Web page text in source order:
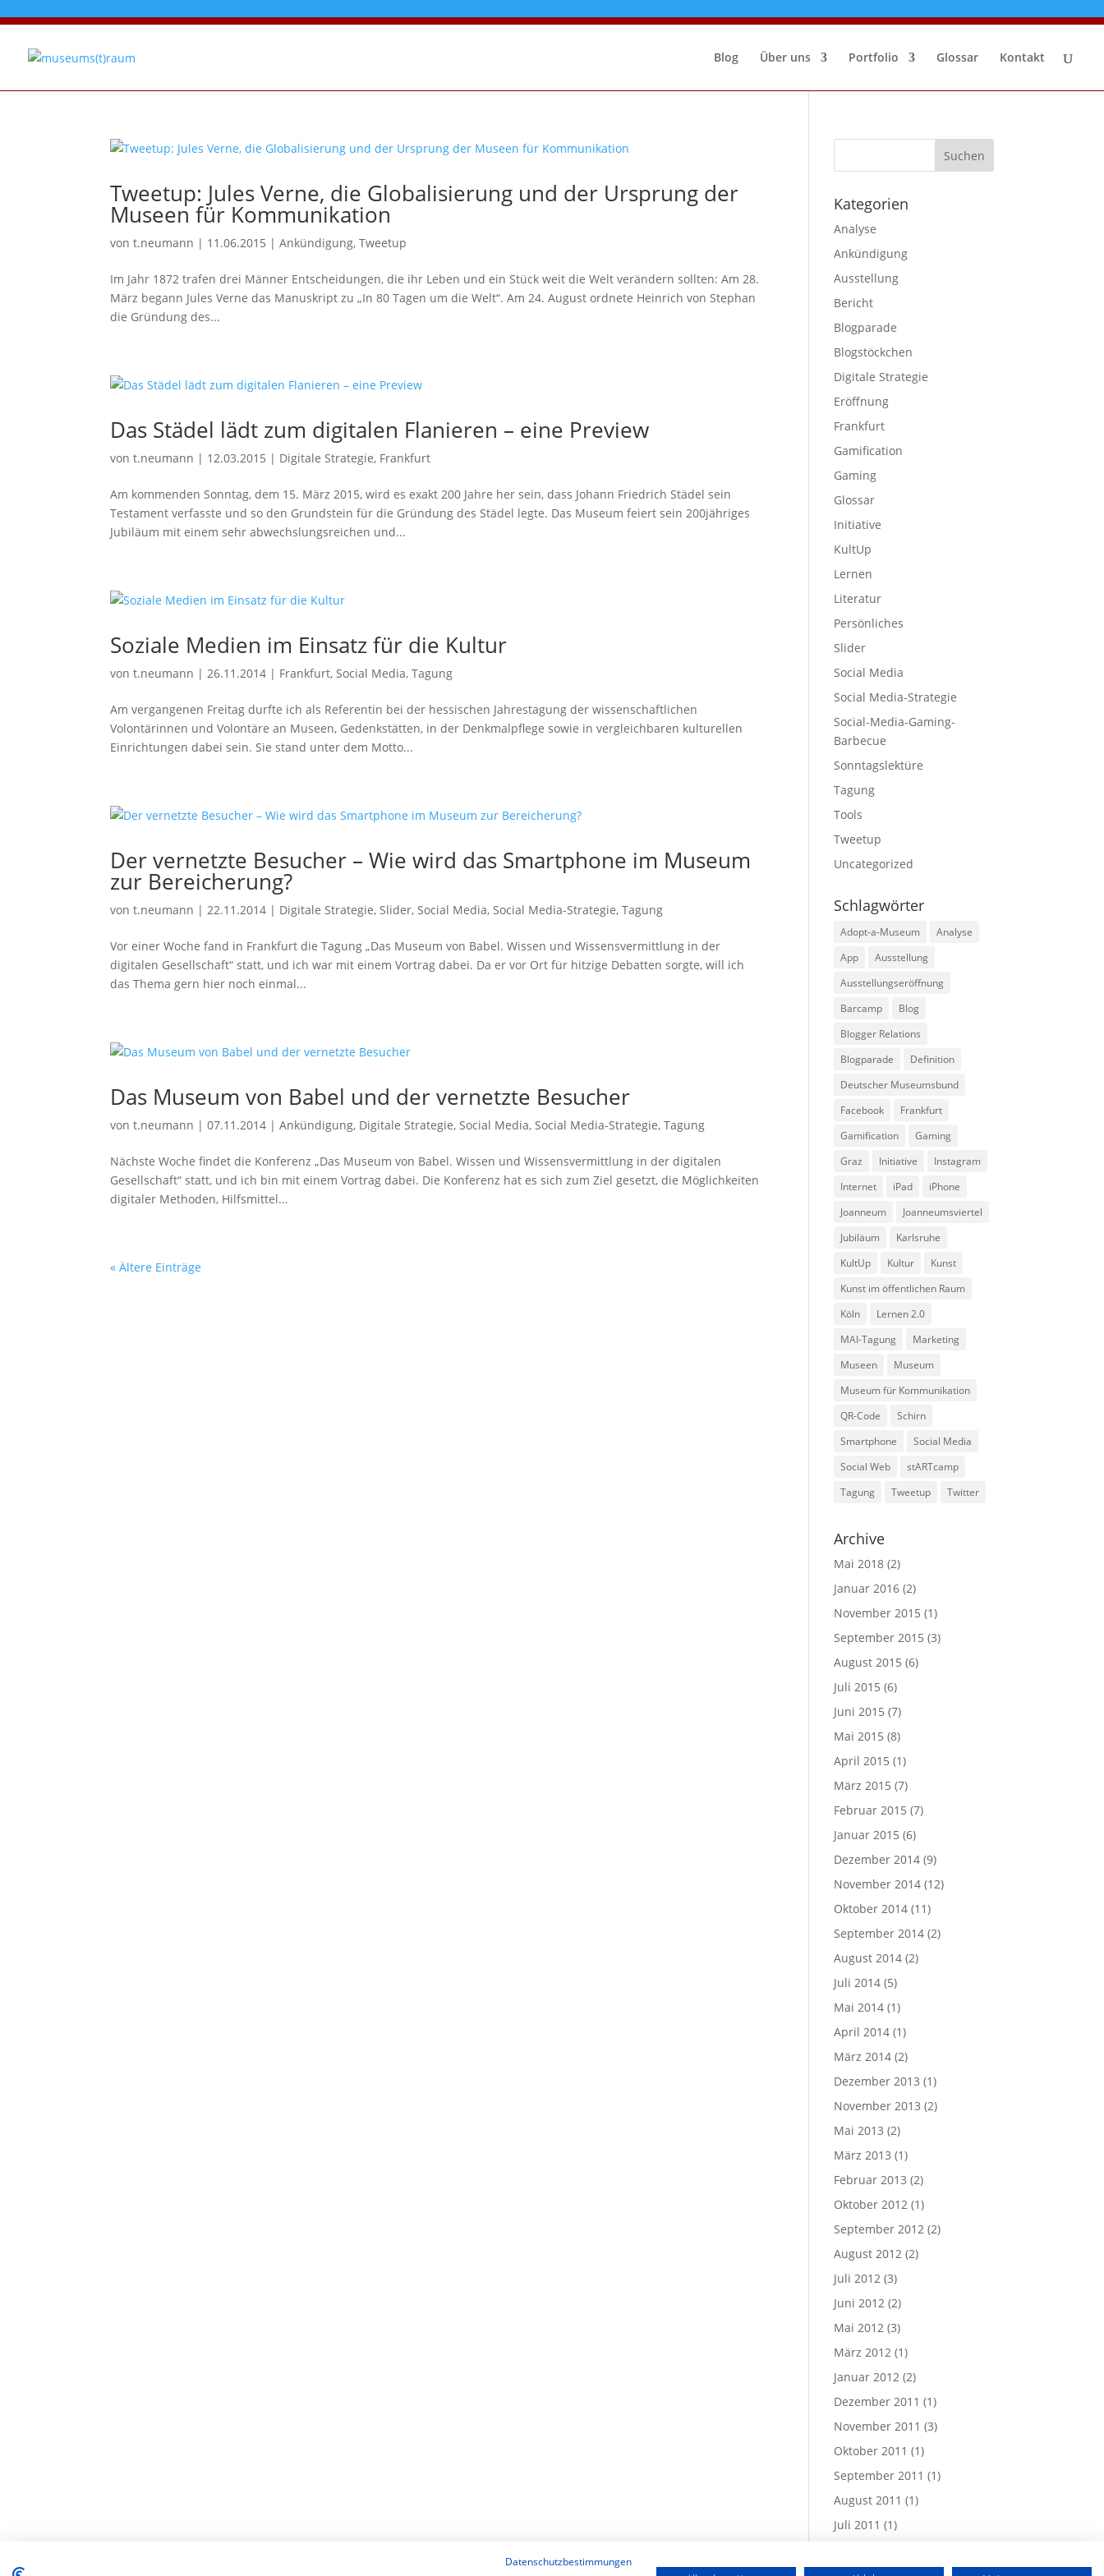
Blog Über uns Portfolio Glossar Kontakt
Tweetup: Jules Verne, die Globalisierung und der Ursprung der
Museen für Kommunikation
vont.neumann | 11.06.2015 |Ankündigung,Tweetup
Im Jahr 1872 trafen drei Männer Entscheidungen, die ihr Leben und ein Stück weit die Welt verändern sollten: Am 28.
März begann Jules Verne das Manuskript zu „In 80 Tagen um die Welt“. Am 24. August ordnete Heinrich von Stephan
die Gründung des...
Das Städel lädt zum digitalen Flanieren – eine Preview
vont.neumann | 12.03.2015 | Digitale Strategie, Frankfurt
Am kommenden Sonntag, dem 15. März 2015, wird es exakt 200 Jahre her sein, dass Johann Friedrich Städel sein
Testament verfasste und so den Grundstein für die Gründung des Städel legte. Das Museum feiert sein 200jähriges
Jubiläum mit einem sehr abwechslungsreichen und...
Soziale Medien im Einsatz für die Kultur
vont.neumann |26.11.2014 | Frankfurt,Social Media,Tagung
Am vergangenen Freitag durfte ich als Referentin bei der hessischen Jahrestagung der wissenschaftlichen
Volontärinnen und Volontäre an Museen, Gedenkstätten, in der Denkmalpflege sowie in vergleichbaren kulturellen
Einrichtungen dabei sein. Sie stand unter dem Motto...
Der vernetzte Besucher – Wie wird das Smartphone im Museum
zur Bereicherung?
vont.neumann |22.11.2014 | Digitale Strategie,Slider,Social Media,Social Media-Strategie,Tagung
Vor einer Woche fand in Frankfurt die Tagung „Das Museum von Babel. Wissen und Wissensvermittlung in der
digitalen Gesellschaft“ statt, und ich war mit einem Vortrag dabei. Da er vor Ort für hitzige Debatten sorgte, will ich
das Thema gern hier noch einmal...
Das Museum von Babel und der vernetzte Besucher
vont.neumann |07.11.2014 |Ankündigung, Digitale Strategie,Social Media,Social Media-Strategie,Tagung
Nächste Woche findet die Konferenz „Das Museum von Babel. Wissen und Wissensvermittlung in der digitalen
Gesellschaft“ statt, und ich bin mit einem Vortrag dabei. Die Konferenz hat es sich zum Ziel gesetzt, die Möglichkeiten
digitaler Methoden, Hilfsmittel...
« Ältere Einträge
Kategorien
Analyse
Ankündigung
Ausstellung
Bericht
Blogparade
Blogstöckchen
Digitale Strategie
Eröffnung
Frankfurt
Gamification
Gaming
Glossar
Initiative
KultUp
Lernen
Literatur
Persönliches
Slider
Social Media
Social Media-Strategie
Social-Media-Gaming-
Barbecue
Sonntagslektüre
Tagung
Tools
Tweetup
Uncategorized
Schlagwörter
Adopt-a-Museum
Analyse
App
Ausstellung
Ausstellungseröffnung
Barcamp
Blog
Blogger Relations
Blogparade
Definition
Deutscher Museumsbund
Facebook
Frankfurt
Gamification
Gaming
Graz
Initiative
Instagram
Internet
iPad
iPhone
Joanneum
Joanneumsviertel
Jubiläum
Karlsruhe
KultUp
Kultur
Kunst
Kunst im öffentlichen Raum
Köln
Lernen 2.0
MAI-Tagung
Marketing
Museen
Museum
Museum für Kommunikation
QR-Code
Schirn
Smartphone
Social Media
Social Web
stARTcamp
Tagung
Tweetup Twitter
Archive
Mai 2018 (2)
Januar 2016 (2)
November 2015 (1)
September 2015 (3)
August 2015 (6)
Juli 2015 (6)
Juni 2015 (7)
Mai 2015 (8)
April 2015 (1)
März 2015 (7)
Februar 2015 (7)
Januar 2015 (6)
Dezember 2014 (9)
November 2014 (12)
Oktober 2014 (11)
September 2014 (2)
August 2014 (2)
Juli 2014 (5)
Mai 2014 (1)
April 2014 (1)
März 2014 (2)
Dezember 2013 (1)
November 2013 (2)
Mai 2013 (2)
März 2013 (1)
Februar 2013 (2)
Oktober 2012 (1)
September 2012 (2)
August 2012 (2)
Juli 2012 (3)
Juni 2012 (2)
Mai 2012 (3)
März 2012 (1)
Januar 2012 (2)
Dezember 2011 (1)
November 2011 (3)
Oktober 2011 (1)
September 2011 (1)
August 2011 (1)
Juli 2011 (1)
Datenschutzbestimmungen